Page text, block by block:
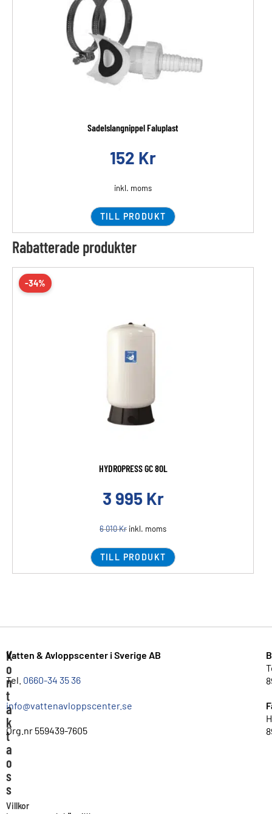
Sadelslangnippel Faluplast
152 Kr
inkl. moms
TILL PRODUKT
Rabatterade produkter
-34%
HYDROPRESS GC 80L
3 995 Kr
6 010Kr inkl. moms
TILL PRODUKT
K
o
n
t
a
k
t
a
o
s
s
Vatten & Avloppscenter i Sverige AB
Tel. 0660-34 35 36
info@vattenavloppscenter.se
Org.nr 559439-7605
Villkor